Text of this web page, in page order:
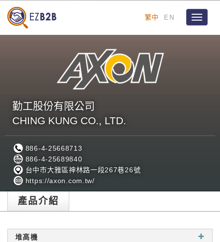
繁中 EN
Toggle
勤工股份有限公司
CHING KUNG CO., LTD.
886-4-25668713
886-4-25689840
台中市大雅區神林路一段267巷26號
https://axon.com.tw/
產品介紹
堆高機